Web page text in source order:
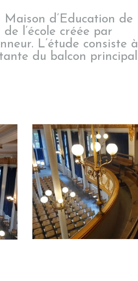
d’Education de
l’école créée par
L’étude consiste à
du balcon principal